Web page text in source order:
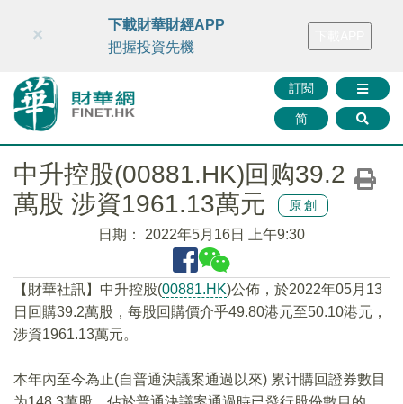
財華智庫網 FINTV FINMETA 財華證券 媒體矩陣
訂閱
简
×
下載財華財經APP
把握投資先機
中升控股(00881.HK)回购39.2
萬股 涉資1961.13萬元
原創
日期： 2022年5月16日 上午9:30
【財華社訊】中升控股(00881.HK)公佈，於2022年05月13
日回購39.2萬股，每股回購價介乎49.80港元至50.10港元，
涉資1961.13萬元。
本年內至今為止(自普通決議案通過以來) 累计購回證券數目